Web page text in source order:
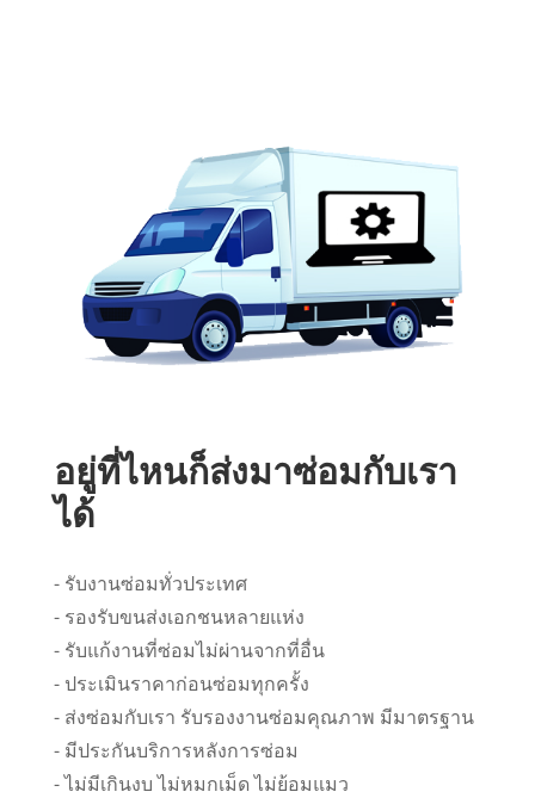
อยู่ที่ไหนก็ส่งมาซ่อมกับเรา
ได้
- รับงานซ่อมทั่วประเทศ
- รองรับขนส่งเอกชนหลายแห่ง
- รับแก้งานที่ซ่อมไม่ผ่านจากที่อื่น
- ประเมินราคาก่อนซ่อมทุกครั้ง
- ส่งซ่อมกับเรา รับรองงานซ่อมคุณภาพ มีมาตรฐาน
- มีประกันบริการหลังการซ่อม
- ไม่มีเกินงบ ไม่หมกเม็ด ไม่ย้อมแมว